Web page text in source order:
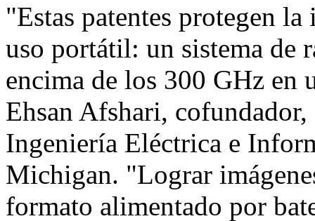
"Estas patentes protegen
uso portátil: un sistema de
encima de los 300 GHz
Ehsan Afshari,
Ingeniería Eléctrica e
Michigan. "Lograr
formato alimentado por